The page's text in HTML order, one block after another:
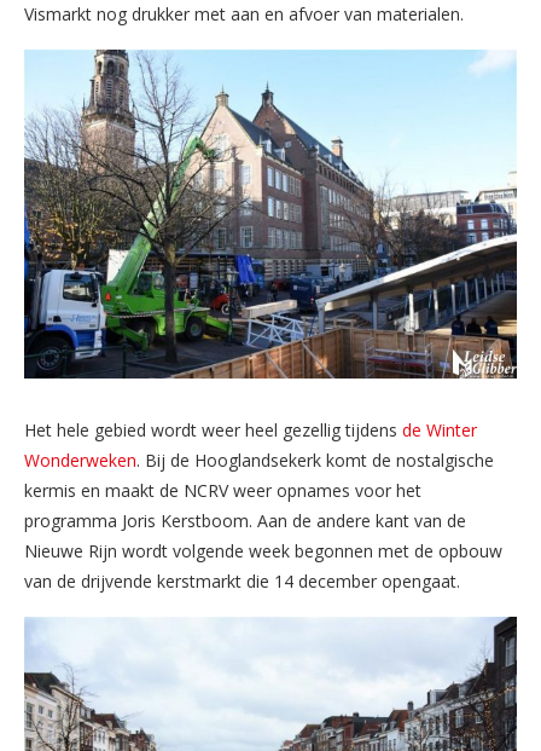
Vismarkt nog drukker met aan en afvoer van materialen.
Het hele gebied wordt weer heel gezellig tijdens de Winter
Wonderweken. Bij de Hooglandsekerk komt de nostalgische
kermis en maakt de NCRV weer opnames voor het
programma Joris Kerstboom. Aan de andere kant van de
Nieuwe Rijn wordt volgende week begonnen met de opbouw
van de drijvende kerstmarkt die 14 december opengaat.